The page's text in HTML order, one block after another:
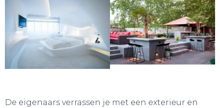
De eigenaars verrassen je met een exterieur en